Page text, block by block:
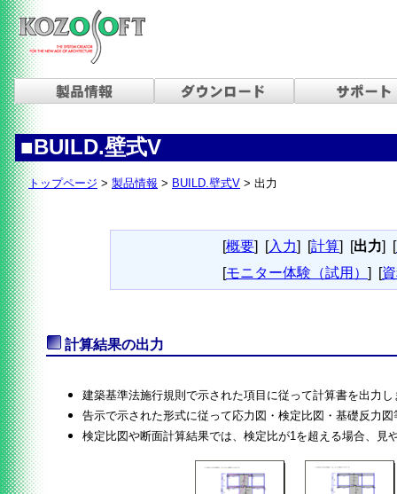
■BUILD.壁式V
トップページ > 製品情報 > BUILD.壁式V > 出力
[概要] [入力] [計算] [出力] [
[モニター体験（試用） ] [
計算結果の出力
建築基準法施行規則で示された項目に従って計算書を出力し
告示で示された形式に従って応力図・検定比図・基礎反力
検定比図や断面計算結果では、検定比が1を超える場合、見